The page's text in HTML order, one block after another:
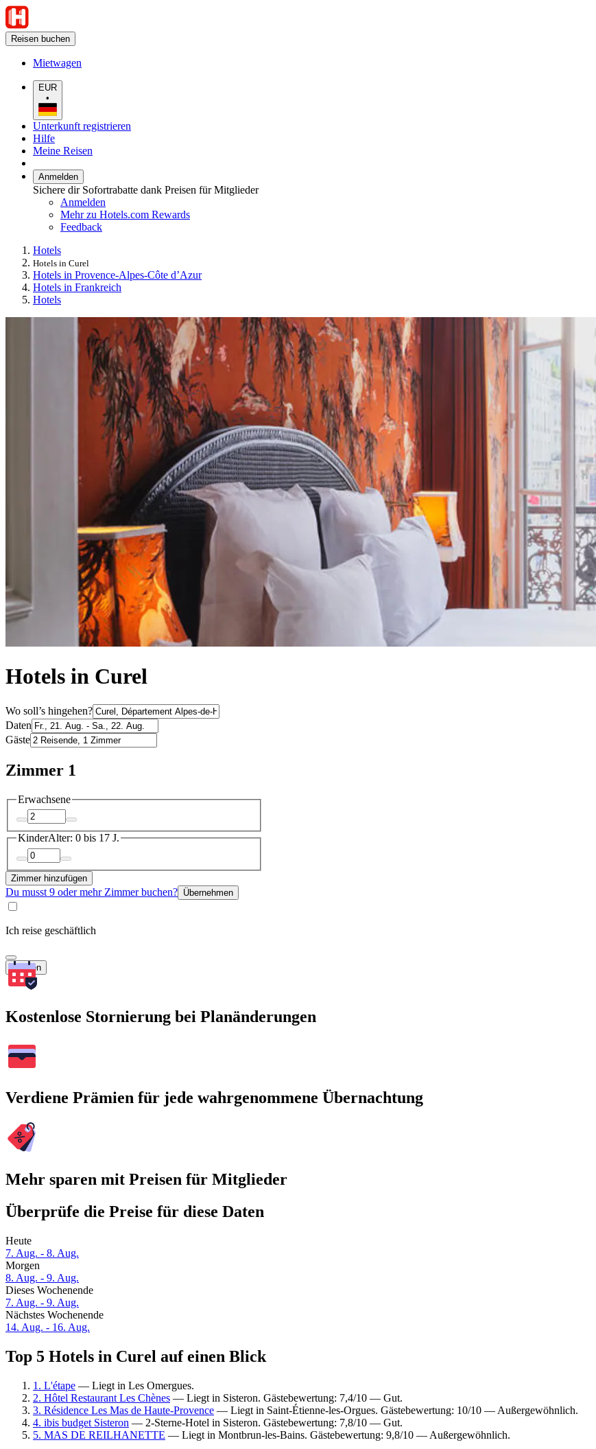
Reisen buchen
Mietwagen
EUR
•
Unterkunft registrieren
Hilfe
Meine Reisen
Anmelden
Sichere dir Sofortrabatte dank Preisen für Mitglieder
Anmelden
Mehr zu Hotels.com Rewards
Feedback
Hotels
Hotels in Curel
Hotels in Provence-Alpes-Côte d’Azur
Hotels in Frankreich
Hotels
Hotels in Curel
Wo soll’s hingehen?
Daten
Gäste
Zimmer 1
Erwachsene
KinderAlter: 0 bis 17 J.
Zimmer hinzufügen
Du musst 9 oder mehr Zimmer buchen? Übernehmen
Ich reise geschäftlich
Suchen
Kostenlose Stornierung bei Planänderungen
Verdiene Prämien für jede wahrgenommene Übernachtung
Mehr sparen mit Preisen für Mitglieder
Überprüfe die Preise für diese Daten
Heute
7. Aug. - 8. Aug.
Morgen
8. Aug. - 9. Aug.
Dieses Wochenende
7. Aug. - 9. Aug.
Nächstes Wochenende
14. Aug. - 16. Aug.
Top 5 Hotels in Curel auf einen Blick
1. L'étape — Liegt in Les Omergues.
2. Hôtel Restaurant Les Chènes — Liegt in Sisteron. Gästebewertung: 7,4/10 — Gut.
3. Résidence Les Mas de Haute-Provence — Liegt in Saint-Étienne-les-Orgues. Gästebewertung: 10/10 — Außergewöhnlich.
4. ibis budget Sisteron — 2-Sterne-Hotel in Sisteron. Gästebewertung: 7,8/10 — Gut.
5. MAS DE REILHANETTE — Liegt in Montbrun-les-Bains. Gästebewertung: 9,8/10 — Außergewöhnlich.